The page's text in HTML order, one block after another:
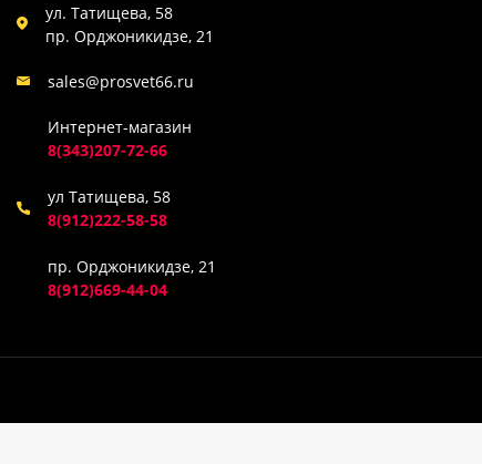
ул. Татищева, 58
пр. Орджоникидзе, 21
sales@prosvet66.ru
Интернет-магазин
8(343)207-72-66
ул Татищева, 58
8(912)222-58-58
пр. Орджоникидзе, 21
8(912)669-44-04